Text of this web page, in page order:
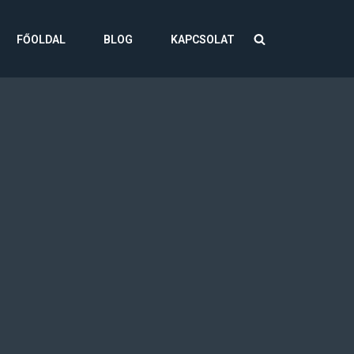
FŐOLDAL BLOG KAPCSOLAT